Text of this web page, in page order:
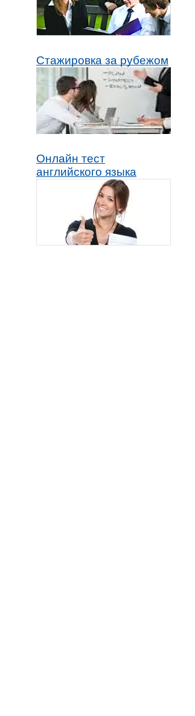
Стажировка за рубежом
Онлайн тест
английского языка